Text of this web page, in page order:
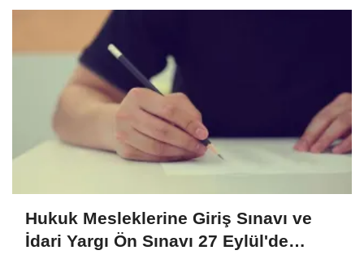
Hukuk Mesleklerine Giriş Sınavı ve
İdari Yargı Ön Sınavı 27 Eylül'de